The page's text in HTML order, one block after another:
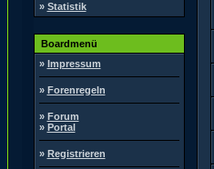
» Statistik
Boardmenü
» Impressum
» Forenregeln
» Forum
» Portal
» Registrieren